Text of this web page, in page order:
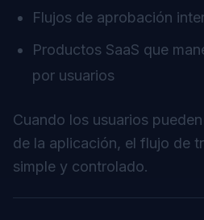
Flujos de aprobación
Productos SaaS que
por usuarios
Cuando los usuarios
de la aplicación, el flujo de
simple y controlado.